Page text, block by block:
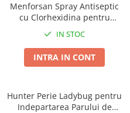
Menforsan Spray Antiseptic
cu Clorhexidina pentru
IN STOC
INTRA IN CONT
Hunter Perie Ladybug pentru
Indepartarea Parului de